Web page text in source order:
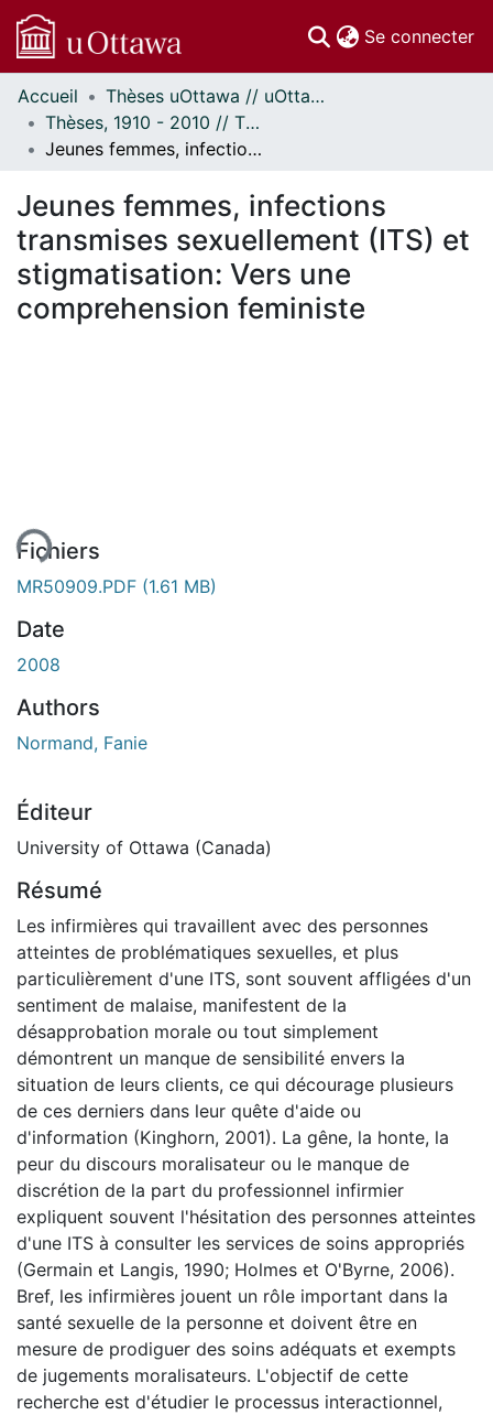
Se connecter
Communautés
et collections
Parcourir
À propos
Accueil
Thèses uOttawa // uOttawa Theses
Thèses, 1910 - 2010 // Theses, 1910 - 2010
Jeunes femmes, infections transmises sexuellement (ITS) et stigmatisation: Vers une comprehension feministe
Jeunes femmes, infections
transmises sexuellement (ITS) et
stigmatisation: Vers une
comprehension feministe
Fichiers
MR50909.PDF (1.61 MB)
Date
2008
Authors
Normand, Fanie
Éditeur
University of Ottawa (Canada)
Résumé
Les infirmières qui travaillent avec des personnes
atteintes de problématiques sexuelles, et plus
particulièrement d'une ITS, sont souvent affligées d'un
sentiment de malaise, manifestent de la
désapprobation morale ou tout simplement
démontrent un manque de sensibilité envers la
situation de leurs clients, ce qui décourage plusieurs
de ces derniers dans leur quête d'aide ou
d'information (Kinghorn, 2001). La gêne, la honte, la
peur du discours moralisateur ou le manque de
discrétion de la part du professionnel infirmier
expliquent souvent l'hésitation des personnes atteintes
d'une ITS à consulter les services de soins appropriés
(Germain et Langis, 1990; Holmes et O'Byrne, 2006).
Bref, les infirmières jouent un rôle important dans la
santé sexuelle de la personne et doivent être en
mesure de prodiguer des soins adéquats et exempts
de jugements moralisateurs. L'objectif de cette
recherche est d'étudier le processus interactionnel,